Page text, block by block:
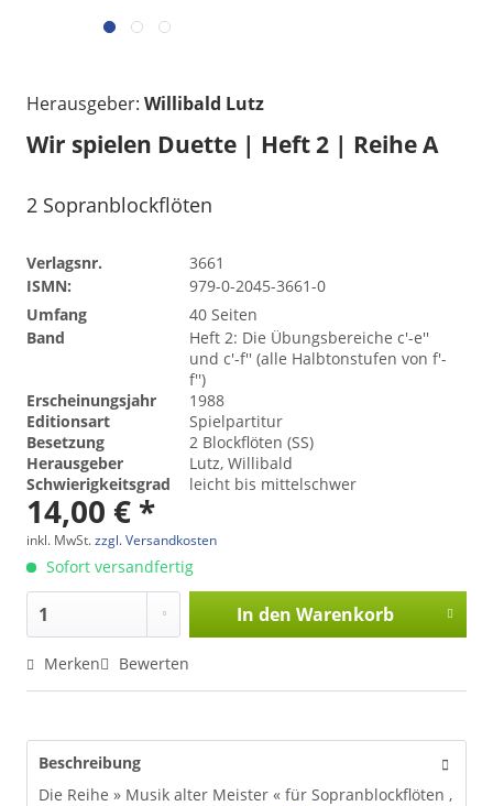
Herausgeber: Willibald Lutz
Wir spielen Duette | Heft 2 | Reihe A
2 Sopranblockflöten
Verlagsnr.
3661
ISMN:
979-0-2045-3661-0
Umfang
40 Seiten
Band
Heft 2: Die Übungsbereiche c'-e''
und c'-f'' (alle Halbtonstufen von f'-
f'')
Erscheinungsjahr
1988
Editionsart
Spielpartitur
Besetzung
2 Blockflöten (SS)
Herausgeber
Lutz, Willibald
Schwierigkeitsgrad
leicht bis mittelschwer
14,00 € *
inkl. MwSt.zzgl. Versandkosten
Sofort versandfertig
In den Warenkorb
Merken Bewerten
Beschreibung
Die Reihe » Musik alter Meister « für Sopranblockflöten ,